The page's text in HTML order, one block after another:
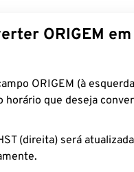
ORIGEM em
ORIGEM (à
horário que deseja
(direita) será atualizada